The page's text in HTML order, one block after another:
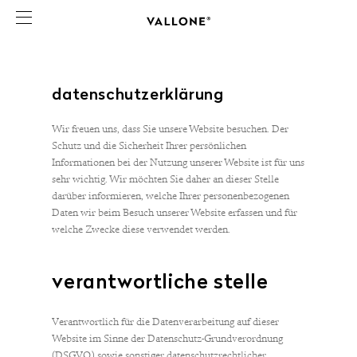
datenschutzerklärung
Wir freuen uns, dass Sie unsere Website besuchen. Der
Schutz und die Sicherheit Ihrer persönlichen
Informationen bei der Nutzung unserer Website ist für uns
sehr wichtig. Wir möchten Sie daher an dieser Stelle
darüber informieren, welche Ihrer personenbezogenen
Daten wir beim Besuch unserer Website erfassen und für
welche Zwecke diese verwendet werden.
verantwortliche stelle
Verantwortlich für die Datenverarbeitung auf dieser
Website im Sinne der Datenschutz-Grundverordnung